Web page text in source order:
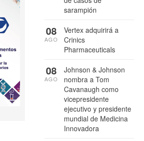
sarampión
Vertex adquirirá a
Crinics
Pharmaceuticals
08
AGO
Johnson & Johnson
nombra a Tom
Cavanaugh como
vicepresidente
ejecutivo y presidente
mundial de Medicina
Innovadora
08
AGO